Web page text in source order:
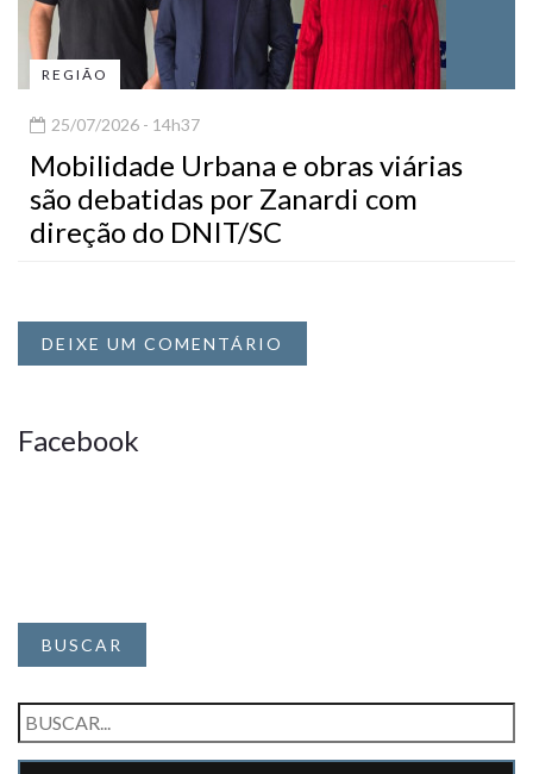
REGIÃO
25/07/2026 - 14h37
Mobilidade Urbana e obras viárias
são debatidas por Zanardi com
direção do DNIT/SC
DEIXE UM COMENTÁRIO
Facebook
BUSCAR